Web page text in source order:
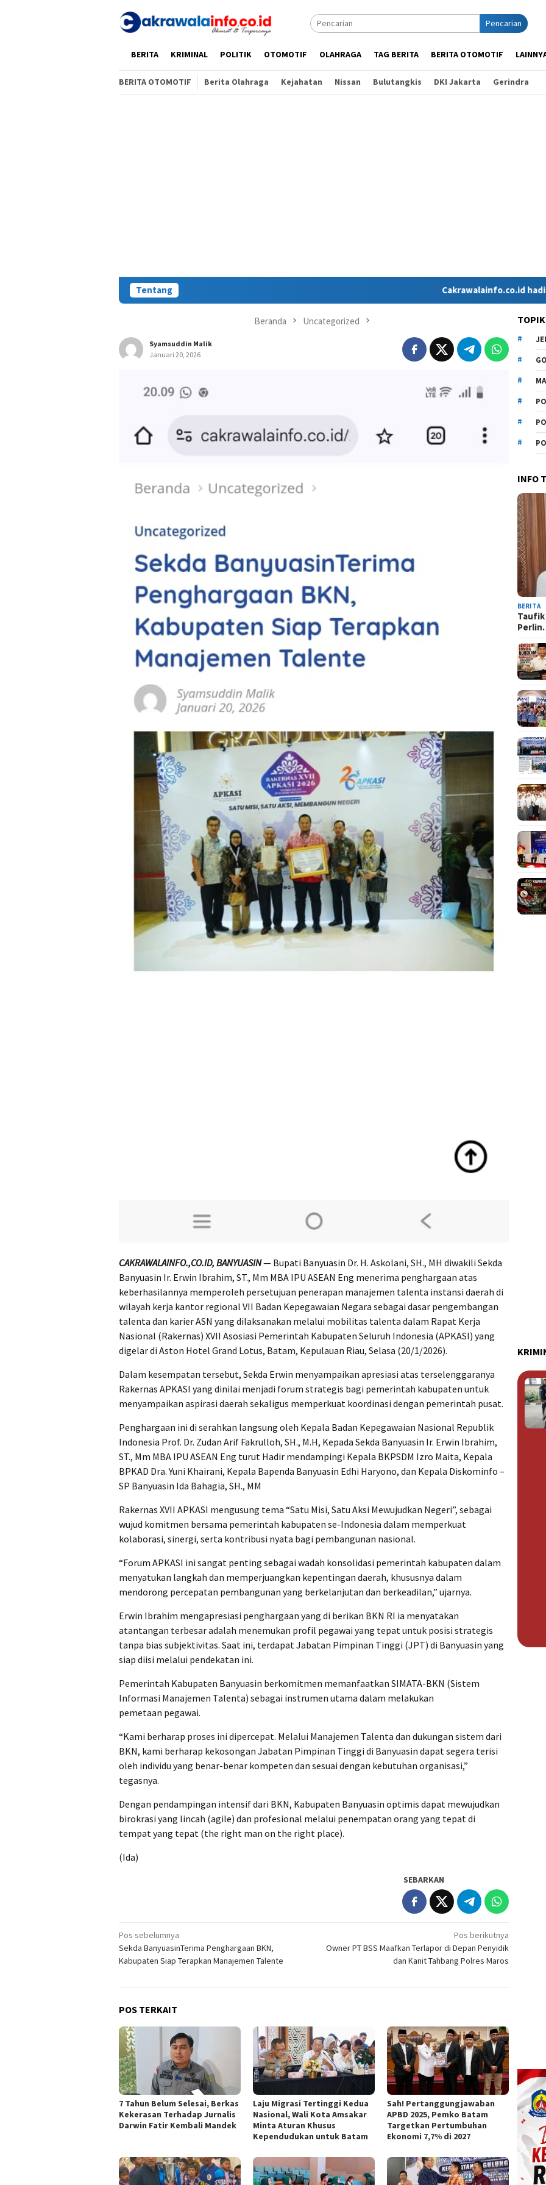
Pencarian
HOMEBERITA KRIMINAL POLITIK OTOMOTIF OLAHRAGA TAG BERITA BERITA OTOMOTIF
BERITA OTOMOTIF Berita Olahraga Kejahatan Nissan Bulutangkis DKI Jakarta Gerindra
Tentang Cakrawalainfo.co.id hadir sebagai
Beranda Uncategorized
Syamsuddin Malik
Januari 20, 2026
CAKRAWALAINFO.,CO.ID, BANYUASIN— Bupati Banyuasin Dr. H. Askolani, SH., MH diwakili Sekda
Banyuasin Ir. Erwin Ibrahim, ST., Mm MBA IPU ASEAN Eng menerima penghargaan atas
keberhasilannya memperoleh persetujuan penerapan manajemen talenta instansi daerah di
wilayah kerja kantor regional VII Badan Kepegawaian Negara sebagai dasar pengembangan
talenta dan karier ASN yang dilaksanakan melalui mobilitas talenta dalam Rapat Kerja
Nasional (Rakernas) XVII Asosiasi Pemerintah Kabupaten Seluruh Indonesia (APKASI) yang
digelar di Aston Hotel Grand Lotus, Batam, Kepulauan Riau, Selasa (20/1/2026).
Dalam kesempatan tersebut, Sekda Erwin menyampaikan apresiasi atas terselenggaranya
Rakernas APKASI yang dinilai menjadi forum strategis bagi pemerintah kabupaten untuk
menyampaikan aspirasi daerah sekaligus memperkuat koordinasi dengan pemerintah pusat.
Penghargaan ini di serahkan langsung oleh Kepala Badan Kepegawaian Nasional Republik
Indonesia Prof. Dr. Zudan Arif Fakrulloh, SH., M.H, Kepada Sekda Banyuasin Ir. Erwin Ibrahim,
ST., Mm MBA IPU ASEAN Eng turut Hadir mendampingi Kepala BKPSDM Izro Maita, Kepala
BPKAD Dra. Yuni Khairani, Kepala Bapenda Banyuasin Edhi Haryono, dan Kepala Diskominfo –
SP Banyuasin Ida Bahagia, SH., MM
Rakernas XVII APKASI mengusung tema “Satu Misi, Satu Aksi Mewujudkan Negeri”, sebagai
wujud komitmen bersama pemerintah kabupaten se-Indonesia dalam memperkuat
kolaborasi, sinergi, serta kontribusi nyata bagi pembangunan nasional.
“Forum APKASI ini sangat penting sebagai wadah konsolidasi pemerintah kabupaten dalam
menyatukan langkah dan memperjuangkan kepentingan daerah, khususnya dalam
mendorong percepatan pembangunan yang berkelanjutan dan berkeadilan,” ujarnya.
Erwin Ibrahim mengapresiasi penghargaan yang di berikan BKN RI ia menyatakan
atantangan terbesar adalah menemukan profil pegawai yang tepat untuk posisi strategis
tanpa bias subjektivitas. Saat ini, terdapat Jabatan Pimpinan Tinggi (JPT) di Banyuasin yang
siap diisi melalui pendekatan ini.
Pemerintah Kabupaten Banyuasin berkomitmen memanfaatkan SIMATA-BKN (Sistem
Informasi Manajemen Talenta) sebagai instrumen utama dalam melakukan
pemetaan pegawai.
“Kami berharap proses ini dipercepat. Melalui Manajemen Talenta dan dukungan sistem dari
BKN, kami berharap kekosongan Jabatan Pimpinan Tinggi di Banyuasin dapat segera terisi
oleh individu yang benar-benar kompeten dan sesuai dengan kebutuhan organisasi,”
tegasnya.
Dengan pendampingan intensif dari BKN, Kabupaten Banyuasin optimis dapat mewujudkan
birokrasi yang lincah (agile) dan profesional melalui penempatan orang yang tepat di
tempat yang tepat (the right man on the right place).
(Ida)
SEBARKAN
Navigasi
pos
Pos sebelumnya
Sekda BanyuasinTerima Penghargaan BKN,
Kabupaten Siap Terapkan Manajemen Talente
Pos berikutnya
Owner PT BSS Maafkan Terlapor di Depan Penyidik
dan Kanit Tahbang Polres Maros
POS TERKAIT
7 Tahun Belum Selesai, Berkas
Kekerasan Terhadap Jurnalis
Darwin Fatir Kembali Mandek
Laju Migrasi Tertinggi Kedua
Nasional, Wali Kota Amsakar
Minta Aturan Khusus
Kependudukan untuk Batam
Sah! Pertanggungjawaban
APBD 2025, Pemko Batam
Targetkan Pertumbuhan
Ekonomi 7,7% di 2027
INFO
BERITA
Taufik